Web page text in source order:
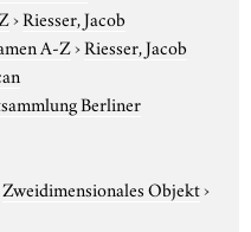
›Riesser, Jacob
A-Z›Riesser, Jacob
Berliner
Zweidimensionales Objekt›